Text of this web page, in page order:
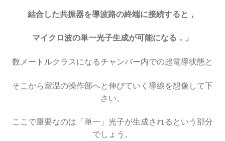
【量子力学的効果をデバイスで具現化】
【ドップラー効果を定式化したオーストリア
人】
結合した共振器を導波路の終端に接続すると，
マイクロ波の単一光子生成が可能になる．」
数メートルクラスになるチャンバー内での超電導状態と
そこから室温の操作部へと伸びていく導線を想像して下
さい。
ここで重要なのは「単一」光子が生成されるという部分
でしょう。